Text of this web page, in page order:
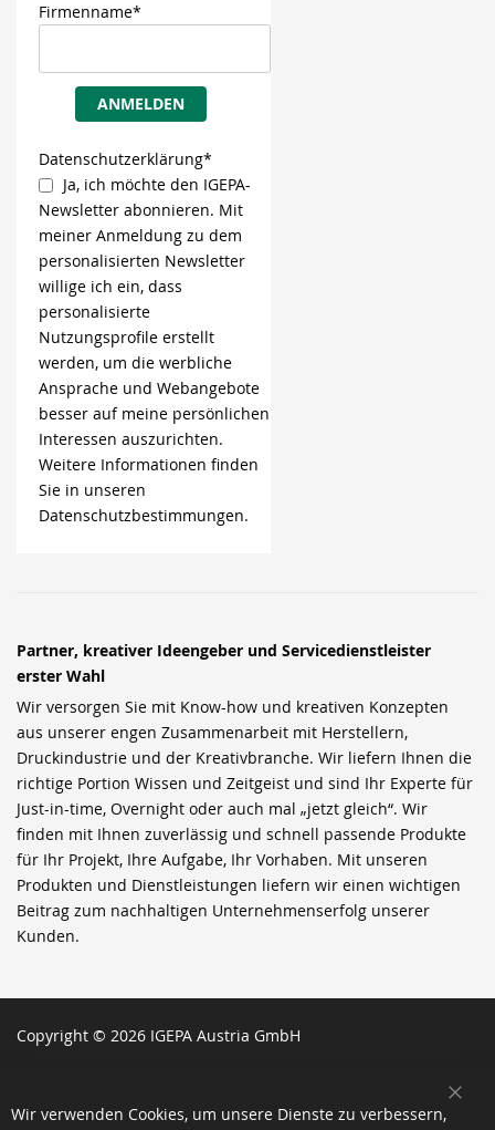
Firmenname*
ANMELDEN
Datenschutzerklärung*
Ja, ich möchte den IGEPA-
Newsletter abonnieren. Mit
meiner Anmeldung zu dem
personalisierten Newsletter
willige ich ein, dass
personalisierte
Nutzungsprofile erstellt
werden, um die werbliche
Ansprache und Webangebote
besser auf meine persönlichen
Interessen auszurichten.
Weitere Informationen finden
Sie in unseren
Datenschutzbestimmungen.
Partner, kreativer Ideengeber und Servicedienstleister
erster Wahl
Wir versorgen Sie mit Know-how und kreativen Konzepten
aus unserer engen Zusammenarbeit mit Herstellern,
Druckindustrie und der Kreativbranche. Wir liefern Ihnen die
richtige Portion Wissen und Zeitgeist und sind Ihr Experte für
Just-in-time, Overnight oder auch mal „jetzt gleich“. Wir
finden mit Ihnen zuverlässig und schnell passende Produkte
für Ihr Projekt, Ihre Aufgabe, Ihr Vorhaben. Mit unseren
Produkten und Dienstleistungen liefern wir einen wichtigen
Beitrag zum nachhaltigen Unternehmenserfolg unserer
Kunden.
Copyright © 2026 IGEPA Austria GmbH
Wir verwenden Cookies, um unsere Dienste zu verbessern,